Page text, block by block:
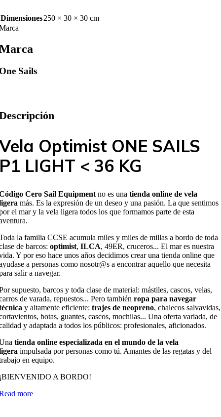
Dimensiones250 × 30 × 30 cm
Sails
Optimist ONE SAILS
LIGHT < 36 KG
Cero Sail Equipment no es una tienda online de vela
más. Es la expresión de un deseo y una pasión. La que sentimos
el mar y la vela ligera todos los que formamos parte de esta
la familia CCSE acumula miles y miles de millas a bordo de toda
de barcos: optimist, ILCA, 49ER, cruceros... El mar es nuestra
Y por eso hace unos años decidimos crear una tienda online que
a personas como nosotr@s a encontrar aquello que necesita
salir a navegar.
supuesto, barcos y toda clase de material: mástiles, cascos, velas,
de varada, repuestos... Pero también ropa para navegar
y altamente eficiente: trajes de neopreno, chalecos salvavidas,
botas, guantes, cascos, mochilas... Una oferta variada, de
y adaptada a todos los públicos: profesionales, aficionados.
tienda online especializada en el mundo de la vela
impulsada por personas como tú. Amantes de las regatas y del
en equipo.
A BORDO!
more